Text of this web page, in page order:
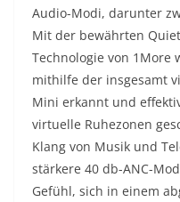
Audio-Modi, darunter
Mit der bewährten
Technologie von 1More
mithilfe der insgesamt
Mini erkannt und
virtuelle Ruhezonen
Klang von Musik und
stärkere 40 db-ANC-
Gefühl, sich in einem